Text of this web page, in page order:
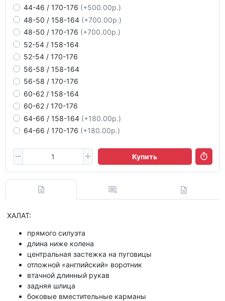
44-46 / 170-176 (+500.00р.)
48-50 / 158-164 (+700.00р.)
48-50 / 170-176 (+700.00р.)
52-54 / 158-164
52-54 / 170-176
56-58 / 158-164
56-58 / 170-176
60-62 / 158-164
60-62 / 170-176
64-66 / 158-164 (+180.00р.)
64-66 / 170-176 (+180.00р.)
Купить
ХАЛАТ:
прямого силуэта
длина ниже колена
центральная застежка на пуговицы
отложной «английский» воротник
втачной длинный рукав
задняя шлица
боковые вместительные карманы